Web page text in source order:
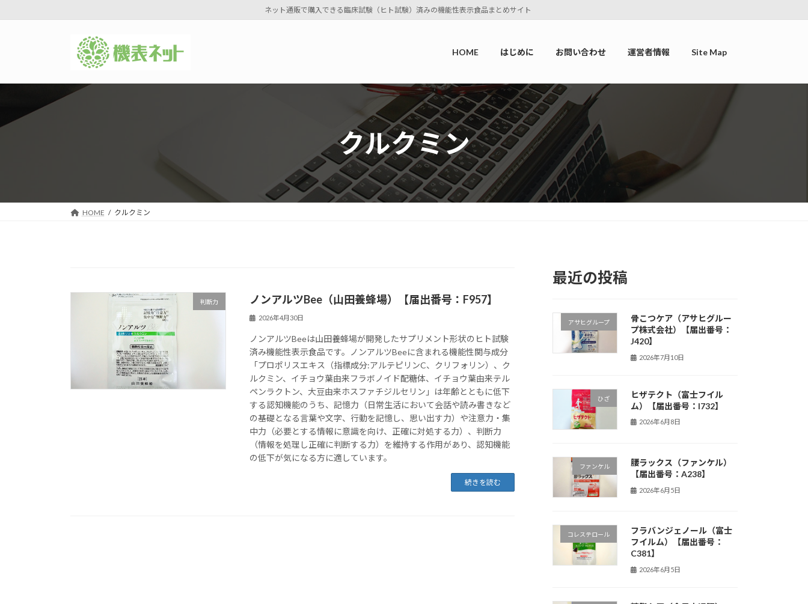
ツ
ス
シ
ン
ネット通販で購入できる臨床試験（ヒト試験）済みの機能性表示食品まとめサイト
HOME はじめに お問い合わせ 運営者情報 Site Map
クルクミン
HOME クルクミン
判断力 ノンアルツBee（山田養蜂場）【届出番号：F957】
2026年4月30日
ノンアルツBeeは山田養蜂場が開発したサプリメント形状のヒト試験
済み機能性表示食品です。ノンアルツBeeに含まれる機能性関与成分
「プロポリスエキス（指標成分:アルテピリンC、クリフォリン）、ク
ルクミン、イチョウ葉由来フラボノイド配糖体、イチョウ葉由来テル
ペンラクトン、大豆由来ホスファチジルセリン」は年齢とともに低下
する認知機能のうち、記憶力（日常生活において会話や読み書きなど
の基礎となる言葉や文字、行動を記憶し、思い出す力）や注意力・集
中力（必要とする情報に意識を向け、正確に対処する力）、判断力
（情報を処理し正確に判断する力）を維持する作用があり、認知機能
の低下が気になる方に適しています。
続きを読む
最近の投稿
アサヒグループ
骨こつケア（アサヒグルー
プ株式会社）【届出番号：
J420】
2026年7月10日
ひざ
ヒザテクト（富士フイル
ム）【届出番号：I732】
2026年6月8日
ファンケル
腰ラックス（ファンケル）
【届出番号：A238】
2026年6月5日
コレステロール
フラバンジェノール（富士
フイルム）【届出番号：
C381】
2026年6月5日